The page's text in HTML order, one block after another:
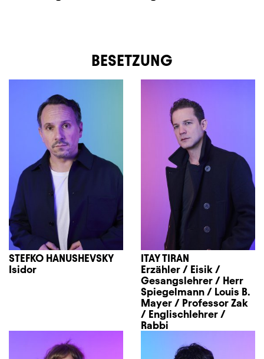
BESETZUNG
STEFKO HANUSHEVSKY
Isidor
ITAY TIRAN
Erzähler / Eisik /
Gesangslehrer / Herr
Spiegelmann / Louis B.
Mayer / Professor Zak
/ Englischlehrer /
Rabbi